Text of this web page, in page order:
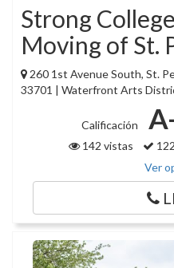
Strong
Moving of St.
260 1st Avenue South, St.
33701 | Waterfront Arts
Calificación
142 vistas
Ver